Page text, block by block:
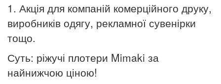
1. Акція для компаній комерційного друку,
виробників одягу, рекламної сувенірки
тощо.
Суть: ріжучі плотери Mimaki за
найнижчою ціною!